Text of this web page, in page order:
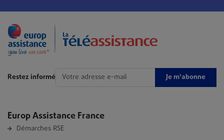
Restez informé Je m'abonne
Europ Assistance France
Démarches RSE